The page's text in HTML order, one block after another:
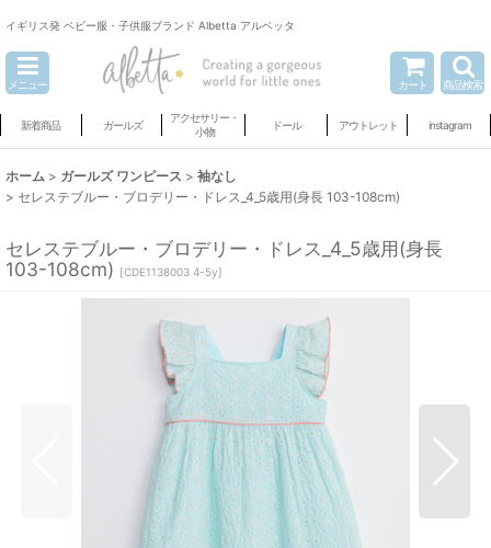
イギリス発 ベビー服・子供服ブランド Albetta アルベッタ
メニュー カート 商品検索
新着商品 ガールズ
アクセサリー・
小物
ドール アウトレット instagram
ホーム > ガールズ ワンピース > 袖なし
> セレステブルー・ブロデリー・ドレス_4_5歳用(身長 103-108cm)
セレステブルー・ブロデリー・ドレス_4_5歳用(身長
103-108cm) [CDE1138003 4-5y]